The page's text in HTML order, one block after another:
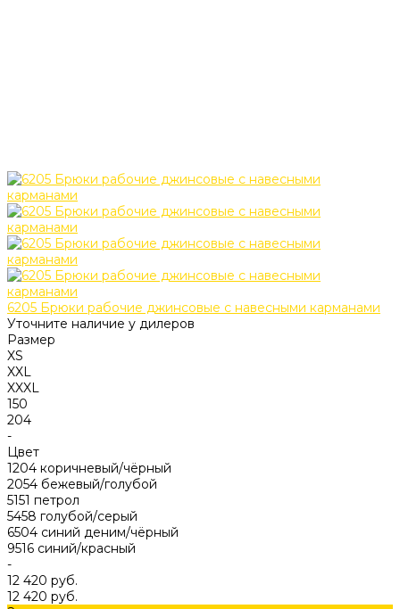
6205 Брюки рабочие джинсовые с навесными карманами
Уточните наличие у дилеров
Размер
XS
XXL
XXXL
150
204
-
Цвет
1204 коричневый/чёрный
2054 бежевый/голубой
5151 петрол
5458 голубой/серый
6504 синий деним/чёрный
9516 синий/красный
-
12 420 руб.
12 420 руб.